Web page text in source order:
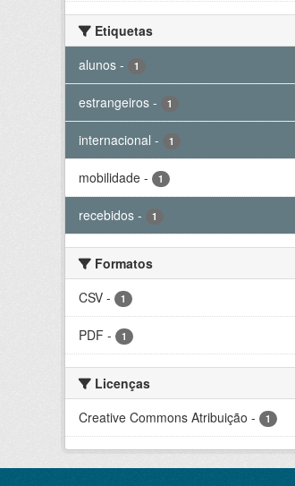
Etiquetas
alunos - 1
estrangeiros - 1
internacional - 1
mobilidade - 1
recebidos - 1
Formatos
CSV - 1
PDF - 1
Licenças
Creative Commons Atribuição - 1